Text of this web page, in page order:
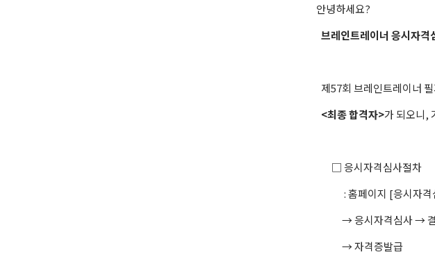
안녕하세요?
브레인트레이너 응시자격
제57회 브레인트레이너
<최종 합격자>가 되오니,
□ 응시자격심사절차
: 홈페이지 [응시자격
→ 응시자격심사 → 결
→ 자격증발급